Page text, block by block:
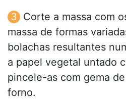
Corte a massa com
massa de formas
bolachas resultantes
a papel vegetal untado
pincele-as com gema
forno.